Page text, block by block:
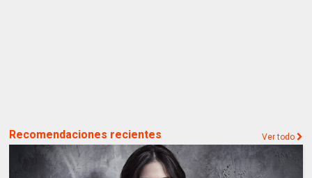
Recomendaciones recientes Ver todo